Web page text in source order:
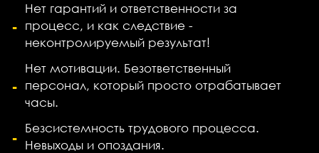
Нет гарантий и ответственности за
процесс, и как следствие -
неконтролируемый результат!
Нет мотивации. Безответственный
персонал, который просто отрабатывает
часы.
Безсистемность трудового процесса.
Невыходы и опоздания.